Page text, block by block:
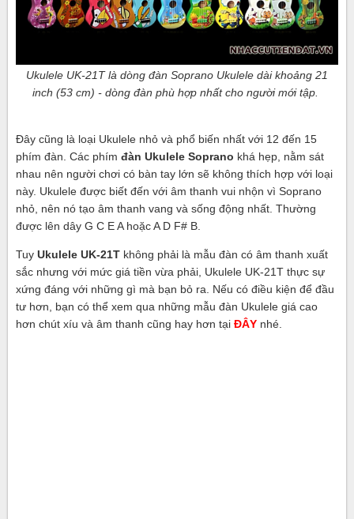
Ukulele UK-21T là dòng đàn Soprano Ukulele dài khoảng 21
inch (53 cm) - dòng đàn phù hợp nhất cho người mới tập.
Đây cũng là loại Ukulele nhỏ và phổ biến nhất với 12 đến 15
phím đàn. Các phím đàn Ukulele Soprano khá hẹp, nằm sát
nhau nên người chơi có bàn tay lớn sẽ không thích hợp với loại
này. Ukulele được biết đến với âm thanh vui nhộn vì Soprano
nhỏ, nên nó tạo âm thanh vang và sống động nhất. Thường
được lên dây G C E A hoặc A D F# B.
Tuy Ukulele UK-21T không phải là mẫu đàn có âm thanh xuất
sắc nhưng với mức giá tiền vừa phải, Ukulele UK-21T thực sự
xứng đáng với những gì mà bạn bỏ ra. Nếu có điều kiện để đầu
tư hơn, bạn có thể xem qua những mẫu đàn Ukulele giá cao
hơn chút xíu và âm thanh cũng hay hơn tại ĐÂY nhé.